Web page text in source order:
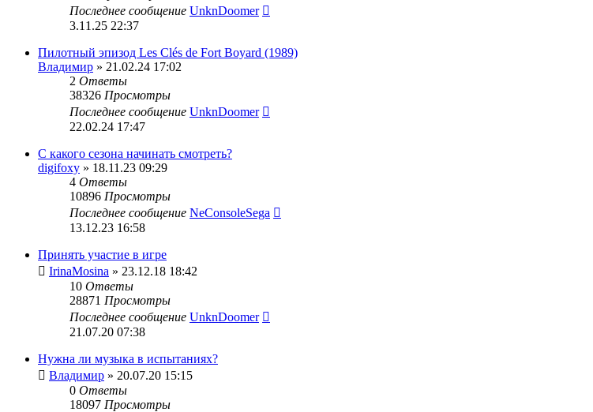
Последнее сообщение UnknDoomer
3.11.25 22:37
Пилотный эпизод Les Clés de Fort Boyard (1989)
Владимир » 21.02.24 17:02
2 Ответы
38326 Просмотры
Последнее сообщение UnknDoomer
22.02.24 17:47
С какого сезона начинать смотреть?
digifoxy » 18.11.23 09:29
4 Ответы
10896 Просмотры
Последнее сообщение NeConsoleSega
13.12.23 16:58
Принять участие в игре
IrinaMosina » 23.12.18 18:42
10 Ответы
28871 Просмотры
Последнее сообщение UnknDoomer
21.07.20 07:38
Нужна ли музыка в испытаниях?
Владимир » 20.07.20 15:15
0 Ответы
18097 Просмотры